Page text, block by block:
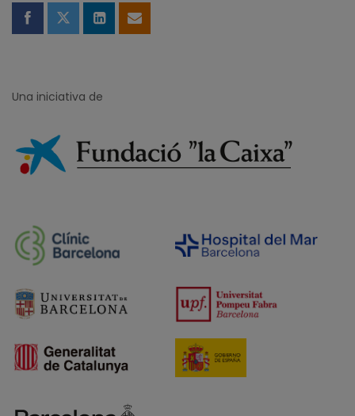
Compartir a Facebook
Compartir a Twitter
Comparteix a LinkedIn
Comparteix per email
Una iniciativa de